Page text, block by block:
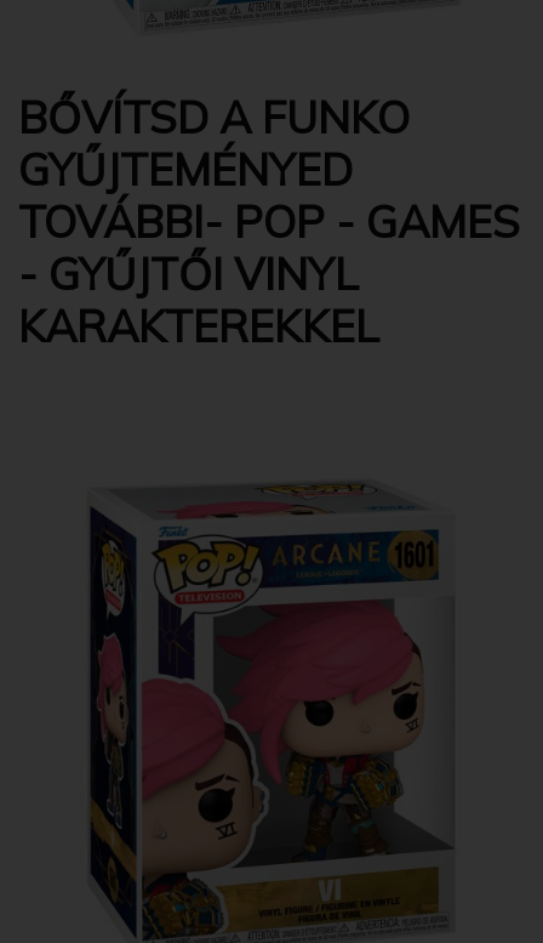
BŐVÍTSD A FUNKO
GYŰJTEMÉNYED
TOVÁBBI- POP - GAMES
- GYŰJTŐI VINYL
KARAKTEREKKEL